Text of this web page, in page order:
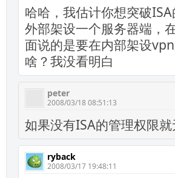
哈哈，我估计你想突破
外部架设一个服务器端，
面说的是要在内部架设
啥？我没看明白
peter
2008/03/18 08:51:13
如果没有ISA的管理权限就
ryback
2008/03/17 19:48:11